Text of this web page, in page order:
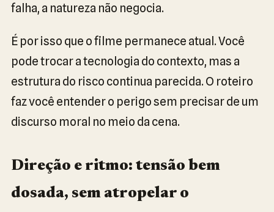
falha, a natureza não negocia.
É por isso que o filme permanece atual. Você
pode trocar a tecnologia do contexto, mas a
estrutura do risco continua parecida. O roteiro
faz você entender o perigo sem precisar de um
discurso moral no meio da cena.
Direção e ritmo: tensão bem
dosada, sem atropelar o